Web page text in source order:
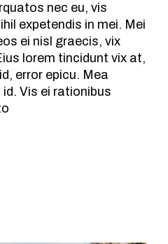
nec eu, vis
expetendis in mei. Mei
ei nisl graecis, vix
lorem tincidunt vix at,
error epicu. Mea
Vis ei rationibus